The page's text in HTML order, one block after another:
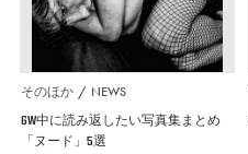
そのほか NEWS
GW中に読み返したい写真集まとめ
「ヌード」5選